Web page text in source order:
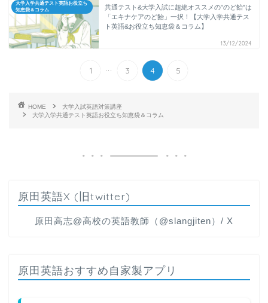
大学入学共通テスト英語お役立ち
知恵袋＆コラム
共通テスト&大学入試に超絶オススメの”のど飴"は
「エキナケアのど飴」一択！【大学入学共通テス
ト英語&お役立ち知恵袋＆コラム】
13/12/2024
1 ... 3 4 5
HOME
大学入試英語対策講座
大学入学共通テスト英語お役立ち知恵袋＆コラム
原田英語X (旧twitter)
原田高志@高校の英語教師（@slangjiten）/ X
原田英語おすすめ自家製アプリ